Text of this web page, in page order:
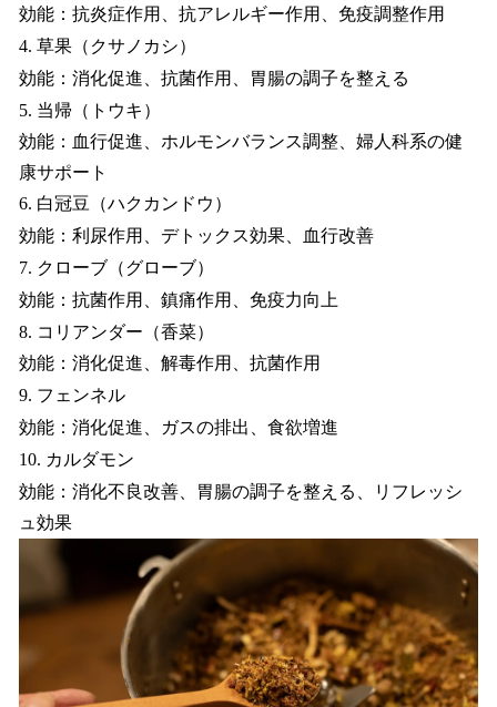
効能：​抗炎症作用、抗アレルギー作用、免疫調整作用
4. 草果（クサノカシ）
効能：​消化促進、抗菌作用、胃腸の調子を整える
5. 当帰（トウキ）
効能：​血行促進、ホルモンバランス調整、婦人科系の健
康サポート
6. 白冠豆（ハクカンドウ）
効能：​利尿作用、デトックス効果、血行改善
7. クローブ（グローブ）
効能：​抗菌作用、鎮痛作用、免疫力向上
8. コリアンダー（香菜）
効能：​消化促進、解毒作用、抗菌作用
9. フェンネル
効能：​消化促進、ガスの排出、食欲増進
10. カルダモン
効能：​消化不良改善、胃腸の調子を整える、リフレッシ
ュ効果